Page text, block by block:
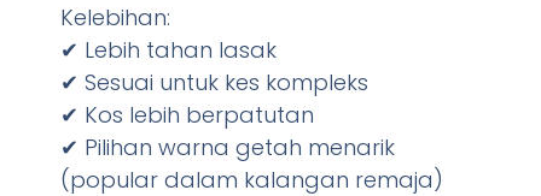
Kelebihan:
✔ Lebih tahan lasak
✔ Sesuai untuk kes kompleks
✔ Kos lebih berpatutan
✔ Pilihan warna getah menarik
(popular dalam kalangan remaja)